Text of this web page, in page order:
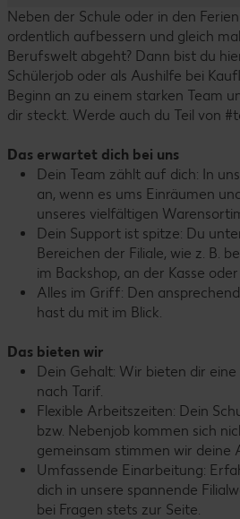
Neben der Schule oder in den
ordentlich aufbessern und gleich
Berufswelt abgeht? Dann bist du
Schülerjob oder als Aushilfe bei
Beginn an zu einem starken Team
dir steckt. Werde auch du Teil von
Das erwartet dich bei uns
Dein Team zählt auf dich: In
an, wenn es ums Einräumen
unseres vielfältigen
Dein Support ist spitze: Du
Bereichen der Filiale, wie z. B.
im Backshop, an der Kasse
Alles im Griff: Den
hast du mit im Blick.
Das bieten wir
Dein Gehalt: Wir bieten dir
nach Tarif.
Flexible Arbeitszeiten: Dein
bzw. Nebenjob kommen sich
gemeinsam stimmen wir deine
Umfassende Einarbeitung:
dich in unsere spannende
bei Fragen stets zur Seite.